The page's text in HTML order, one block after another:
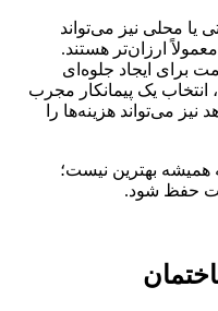
یا محلی نیز می‌تواند
ارزان‌تر هستند.
برای ایجاد جلوه‌ای
انتخاب یک پیمانکار مجرب
نیز می‌تواند هزینه‌ها را
همیشه بهترین نیست؛
حفظ شود.